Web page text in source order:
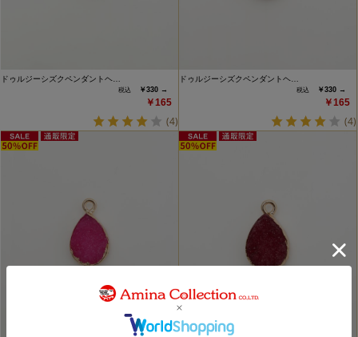
ドゥルジーシズクペンダントヘ…
￥330 →
￥165
(4)
ドゥルジーシズクペンダントヘ…
￥330 →
￥165
(4)